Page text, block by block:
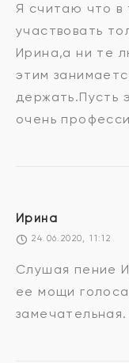
Я считаю что в
участвовать
Ирина,а ни те
этим
держать.Пусть
очень
Ирина
24.06.2020, 11:12
Слушая пение
ее мощи